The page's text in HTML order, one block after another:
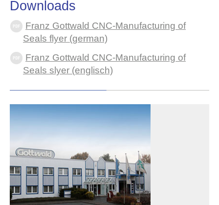
Downloads
Franz Gottwald CNC-Manufacturing of
Seals flyer (german)
Franz Gottwald CNC-Manufacturing of
Seals slyer (englisch)